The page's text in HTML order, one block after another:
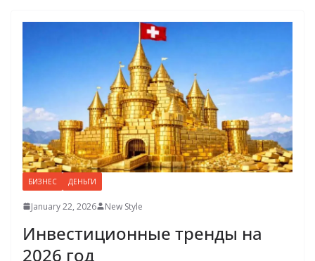
БИЗНЕС ДЕНЬГИ
January 22, 2026 New Style
Инвестиционные тренды на
2026 год